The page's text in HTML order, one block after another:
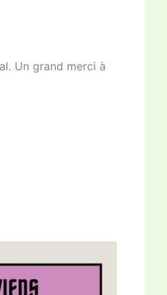
Un grand merci à